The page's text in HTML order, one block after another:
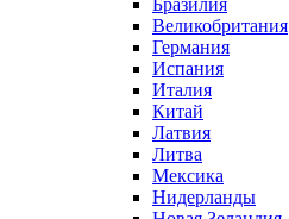
Великобритания
Германия
Испания
Италия
Китай
Латвия
Литва
Мексика
Нидерланды